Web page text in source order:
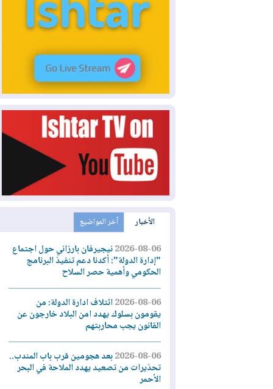
الأخبار آخر المواضيع
2026-08-06نيجيرفان بارزاني حول اجتماع
"إدارة الدولة": أكدنا دعم تنفيذ البرنامج
الحكومي وأهمية حصر السلاح
2026-08-06ائتلاف ادارة الدولة: من
يقومون بسلوك يهدد امن البلاد خارجون عن
القانون يجب محاربتهم
2026-08-06بعد هجومين قرب باب المندب..
تحذيرات من تصعيد يهدد الملاحة في البحر
الأحمر